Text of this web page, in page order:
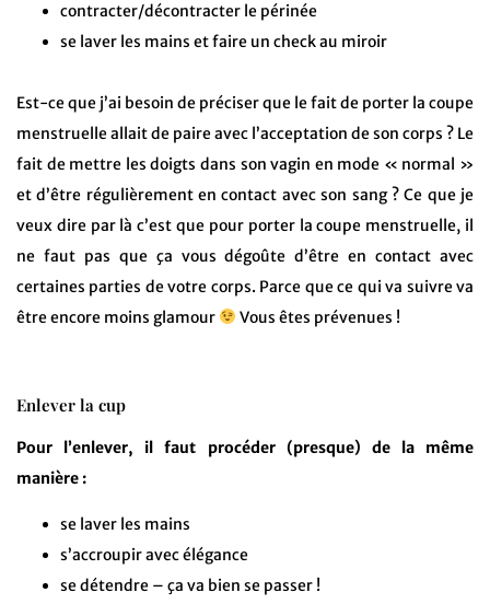
contracter/décontracter le périnée
se laver les mains et faire un check au miroir
Est-ce que j’ai besoin de préciser que le fait de porter la coupe
menstruelle allait de paire avec l’acceptation de son corps ? Le
fait de mettre les doigts dans son vagin en mode « normal »
et d’être régulièrement en contact avec son sang ? Ce que je
veux dire par là c’est que pour porter la coupe menstruelle, il
ne faut pas que ça vous dégoûte d’être en contact avec
certaines parties de votre corps. Parce que ce qui va suivre va
être encore moins glamour
Vous êtes prévenues !
Enlever la cup
Pour l’enlever, il faut procéder (presque) de la même
manière :
se laver les mains
s’accroupir avec élégance
se détendre – ça va bien se passer !